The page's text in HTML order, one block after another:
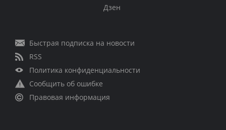
Дзен
Быстрая подписка на новости
RSS
Политика конфиденциальности
Сообщить об ошибке
Правовая информация